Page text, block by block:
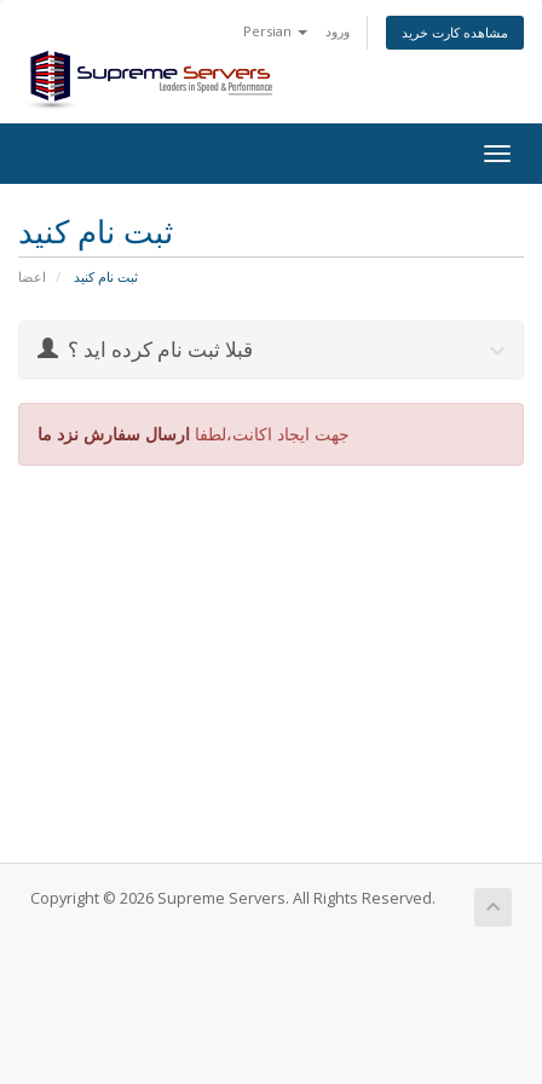
Persian ورود مشاهده کارت خرید
ثبت نام کنید
اعضا ثبت نام کنید
قبلا ثبت نام کرده اید ؟
جهت ایجاد اکانت،لطفا ارسال سفارش نزد ما
Copyright © 2026 Supreme Servers. All Rights Reserved.